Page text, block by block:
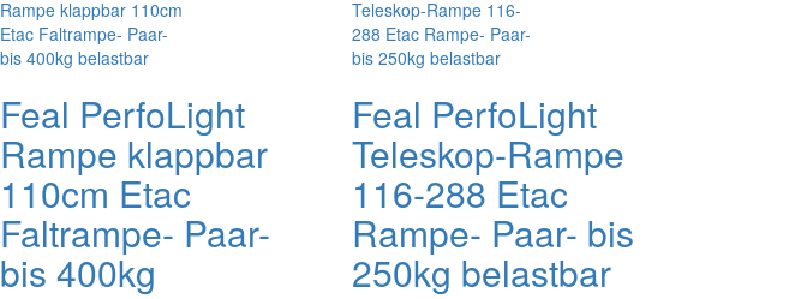
Feal PerfoLight
Rampe klappbar
110cm Etac
Faltrampe- Paar-
bis 400kg
Feal PerfoLight
Teleskop-Rampe
116-288 Etac
Rampe- Paar- bis
250kg belastbar